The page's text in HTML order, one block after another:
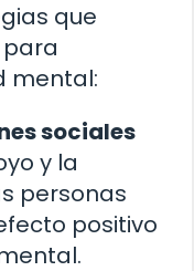
que
mental:
sociales
y la
personas
positivo